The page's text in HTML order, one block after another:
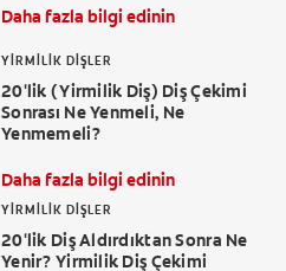
Daha fazla bilgi edinin
YIRMILIK DIŞLER
20'lik (Yirmilik Diş) Diş Çekimi
Sonrası Ne Yenmeli, Ne
Yenmemeli?
Daha fazla bilgi edinin
YIRMILIK DIŞLER
20'lik Diş Aldırdıktan Sonra Ne
Yenir? Yirmilik Diş Çekimi